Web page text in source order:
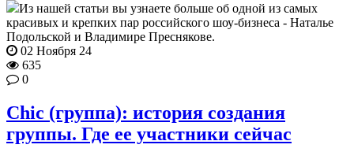
Из нашей статьи вы узнаете больше об одной из самых
красивых и крепких пар российского шоу-бизнеса - Наталье
Подольской и Владимире Преснякове.
02 Ноября 24
635
0
Chic (группа): история создания
группы. Где ее участники сейчас